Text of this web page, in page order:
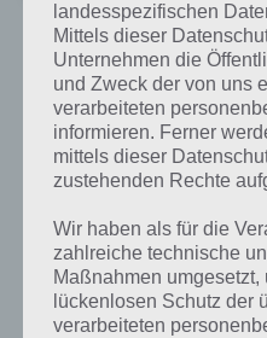
Wichtige Musik
Player
Natürlich darf auch ein guter
nicht fehlen. Zwar gibt es im
Player, doch kosten die
haben hier und da ein paar
Der Rocket Music Player
kommt kostenlos auf dein
Funktionen die ein Musikplayer
landesspezifischen
Mittels dieser
Unternehmen die
und Zweck der von uns
verarbeiteten
informieren. Ferner
mittels dieser
zustehenden Rechte
Wir haben als für die
zahlreiche technische
Maßnahmen
lückenlosen Schutz der
verarbeiteten